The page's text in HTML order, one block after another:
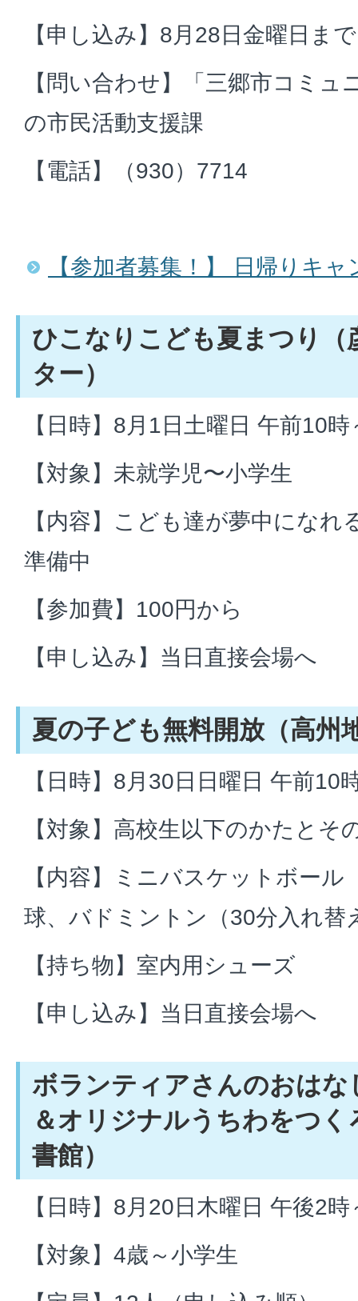
【申し込み】8月28日金曜日ま
【問い合わせ】「三郷市コミュ
の市民活動支援課
【電話】（930）7714
【参加者募集！】 日帰りキャ
ひこなりこども夏まつり（
ター）
【日時】8月1日土曜日 午前10
【対象】未就学児〜小学生
【内容】こども達が夢中にな
準備中
【参加費】100円から
【申し込み】当日直接会場へ
夏の子ども無料開放（高州
【日時】8月30日日曜日 午前10
【対象】高校生以下のかたとそ
【内容】ミニバスケットボー
球、バドミントン（30分入れ替
【持ち物】室内用シューズ
【申し込み】当日直接会場へ
ボランティアさんのおはな
＆オリジナルうちわをつく
書館）
【日時】8月20日木曜日 午後2
【対象】4歳～小学生